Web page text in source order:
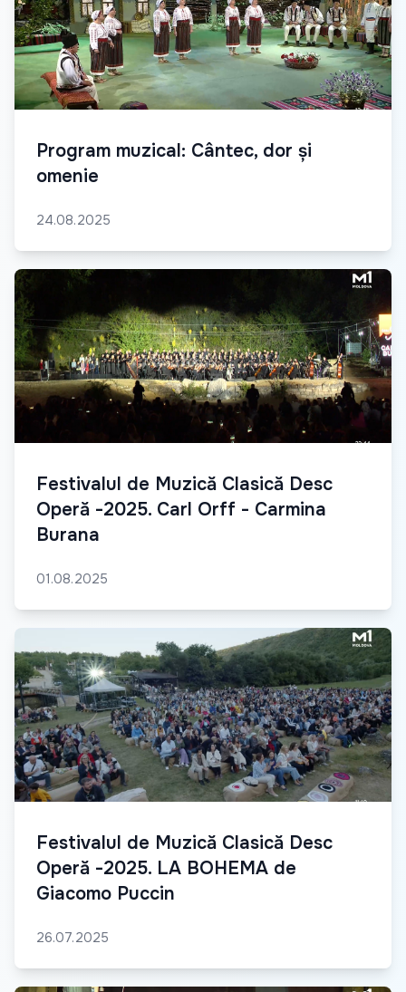
Program muzical: Cântec, dor și
omenie
24.08.2025
Festivalul de Muzică Clasică Desc
Operă -2025. Carl Orff - Carmina
Burana
01.08.2025
Festivalul de Muzică Clasică Desc
Operă -2025. LA BOHEMA de
Giacomo Puccin
26.07.2025